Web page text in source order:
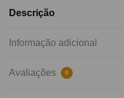
Descrição
Informação adicional
Avaliações 0